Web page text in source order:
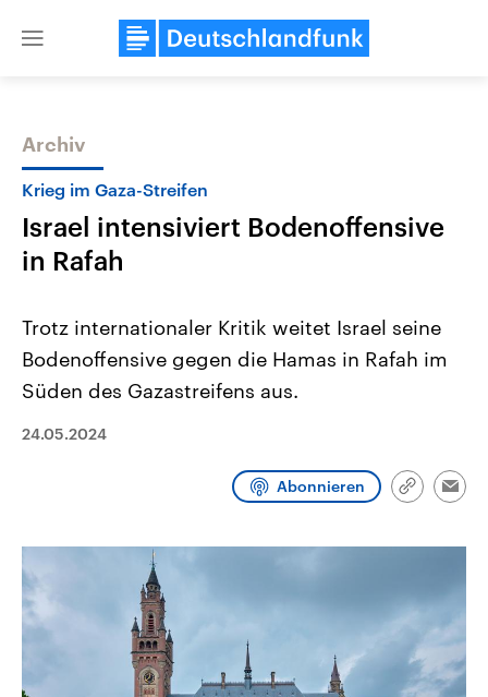
Close
Themen
Landtagswahl Sachsen-Anhalt
2026
Sachsen-Anhalt wählt am 6.
Bundesland von einer Koalition aus
und Hintergründe zu den Parteien
und Kandidaten der anstehenden
Wahl.
Aktuelle Beiträge,
den mächtigsten Ländern
mit großem Einfluss auf
aktuelle Weltgeschehen.
Sendungen Programm Podcasts
Archiv
Krieg im Gaza-Streifen
Israel intensiviert Bodenoffensive
in Rafah
Trotz internationaler Kritik weitet Israel seine
Bodenoffensive gegen die Hamas in Rafah im
Süden des Gazastreifens aus.
24.05.2024
Abonnieren
Link